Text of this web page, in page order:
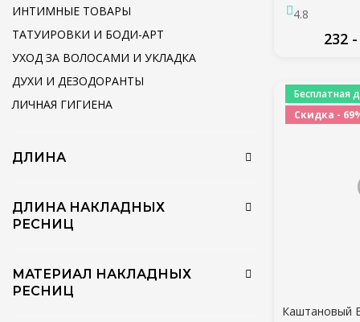
ИНТИМНЫЕ ТОВАРЫ
ТАТУИРОВКИ И БОДИ-АРТ
УХОД ЗА ВОЛОСАМИ И УКЛАДКА
ДУХИ И ДЕЗОДОРАНТЫ
ЛИЧНАЯ ГИГИЕНА
ДЛИНА
ДЛИНА НАКЛАДНЫХ
РЕСНИЦ
МАТЕРИАЛ НАКЛАДНЫХ
РЕСНИЦ
Ресницы
Ресницы
Продажа
maquiagem
4.8
232
Бесплатная
Скидка -
Каштановый